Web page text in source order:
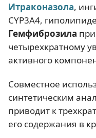
Итраконазола,
CYP3A4,
Гемфиброзила
четырехкратному
активного
Совместное
синтетическим
приводит к
его содержания в